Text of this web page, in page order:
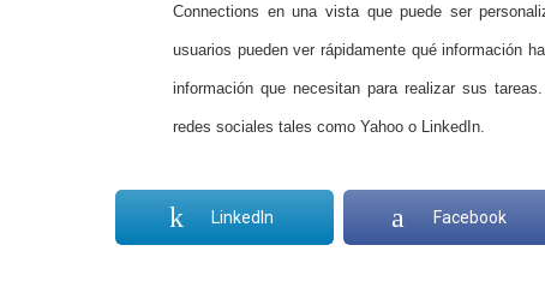
Connections en una vista que puede ser
usuarios pueden ver rápidamente qué información
información que necesitan para realizar sus
redes sociales tales como Yahoo o LinkedIn.
LinkedIn Facebook